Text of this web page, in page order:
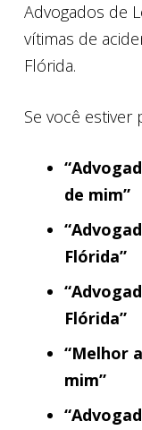
Advogados de
vítimas de
Flórida.
Se você
de mim”
Flórida”
Flórida”
“Melhor
mim”